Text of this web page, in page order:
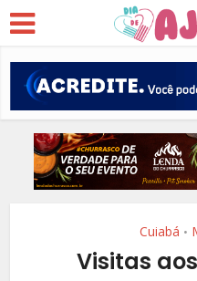
Cuiabá •
Visitas